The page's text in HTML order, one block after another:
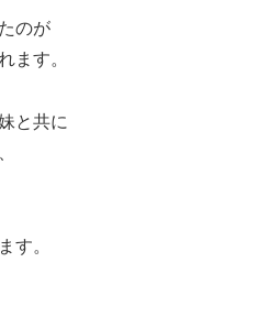
のが
ます。
と共に
す。